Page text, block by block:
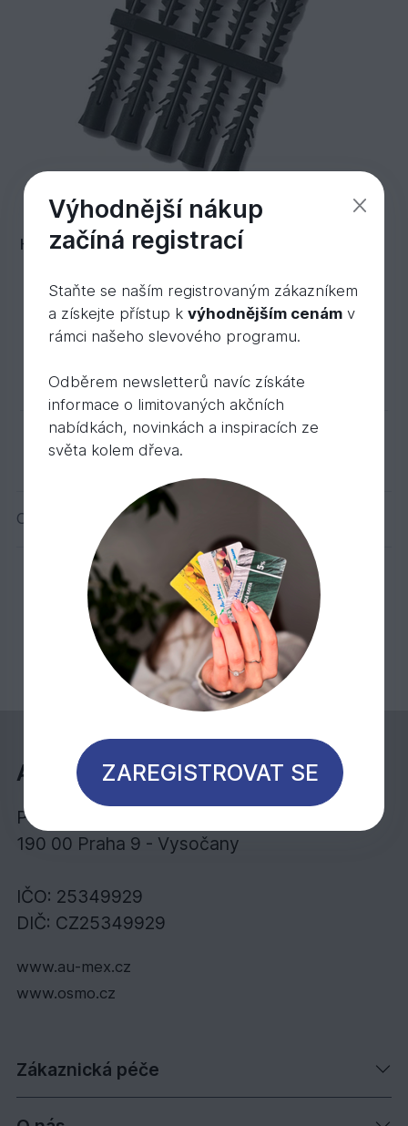
Hmoždinka 10
Skladem 3 400 ks
0, 12 Kč/ ks
Ceny jsou v Kč včetně DPH
1Aktuální stránka
AU-MEX s.r.o.
Poděbradská 574/40
190 00 Praha 9 - Vysočany
IČO: 25349929
DIČ: CZ25349929
www.au-mex.cz
www.osmo.cz
Zákaznická péče
Výhodnější nákup
začíná registrací
Staňte se naším registrovaným zákazníkem
a získejte přístup k výhodnějším cenámv
rámci našeho slevového programu.
Odběrem newsletterů navíc získáte
informace o limitovaných akčních
nabídkách, novinkách a inspiracích ze
světa kolem dřeva.
ZAREGISTROVAT SE